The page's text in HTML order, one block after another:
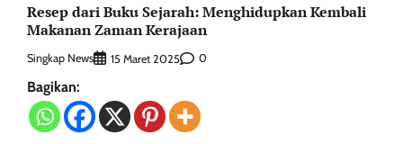
Resep dari Buku Sejarah: Menghidupkan Kembali
Makanan Zaman Kerajaan
Singkap News 15 Maret 2025 0
Bagikan: